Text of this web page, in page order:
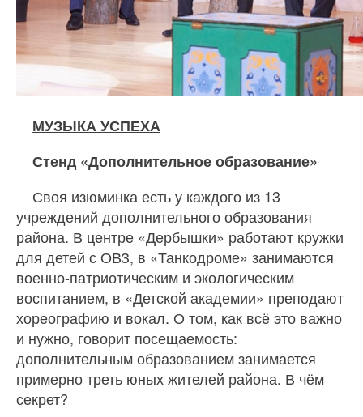
МУЗЫКА УСПЕХА
Стенд «Дополнительное образование»
Своя изюминка есть у каждого из 13
учреждений дополнительного образования
района. В центре «Дербышки» работают кружки
для детей с ОВЗ, в «Танкодроме» занимаются
военно‐патриотическим и экологическим
воспитанием, в «Детской академии» преподают
хореографию и вокал. О том, как всё это важно
и нужно, говорит посещаемость:
дополнительным образованием занимается
примерно треть юных жителей района. В чём
секрет?